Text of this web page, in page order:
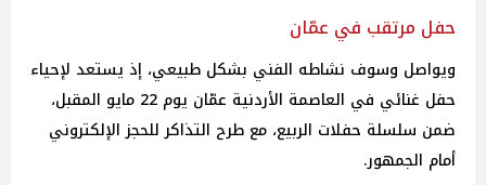
حفل مرتقب في عمّان
ويواصل وسوف نشاطه الفني بشكل طبيعي، إذ يستعد لإحياء
حفل غنائي في العاصمة الأردنية عمّان يوم 22 مايو المقبل،
ضمن سلسلة حفلات الربيع، مع طرح التذاكر للحجز الإلكتروني
أمام الجمهور.